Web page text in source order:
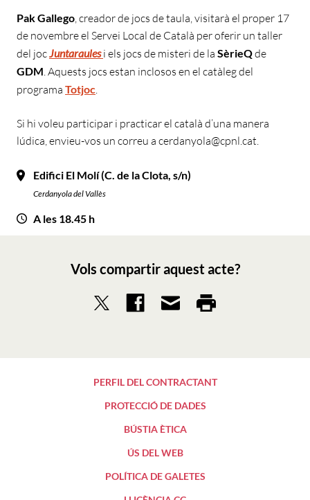
Pak Gallego , creador de jocs de taula, visitarà el proper 17
de novembre el Servei Local de Català per oferir un taller
del jocJuntaraulesi els jocs de misteri de la SèrieQde
GDM . Aquests jocs estan inclosos en el catàleg del
programa Totjoc
Si hi voleu participar i practicar el català d’una manera
lúdica, envieu-vos un correu a cerdanyola@cpnl.cat.
Edifici El Molí (C. de la Clota, s/n)
Cerdanyola del Vallès
A les 18.45 h
Vols compartir aquest acte?
PERFIL DEL CONTRACTANT
PROTECCIÓ DE DADES
BÚSTIA ÈTICA
ÚS DEL WEB
POLÍTICA DE GALETES